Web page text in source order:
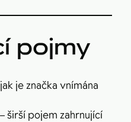
pojmy
je značka vnímána
– širší pojem zahrnující